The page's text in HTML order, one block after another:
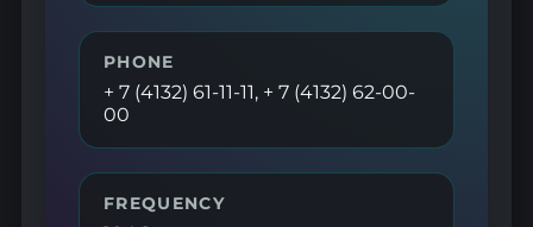
PHONE
+ 7 (4132) 61-11-11, + 7 (4132) 62-00-
00
FREQUENCY